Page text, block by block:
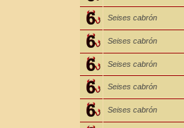
Seises cabrón
Seises cabrón
Seises cabrón
Seises cabrón
Seises cabrón